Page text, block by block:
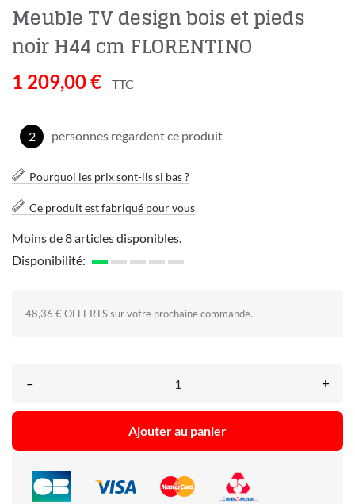
Meuble TV design bois et pieds
noir H44 cm FLORENTINO
1 209,00 € TTC
2 personnes regardent ce produit
Pourquoi les prix sont-ils si bas ?
Ce produit est fabriqué pour vous
Moins de 8 articles disponibles.
Disponibilité:
48,36 € OFFERTS sur votre prochaine commande.
– +
Ajouter au panier